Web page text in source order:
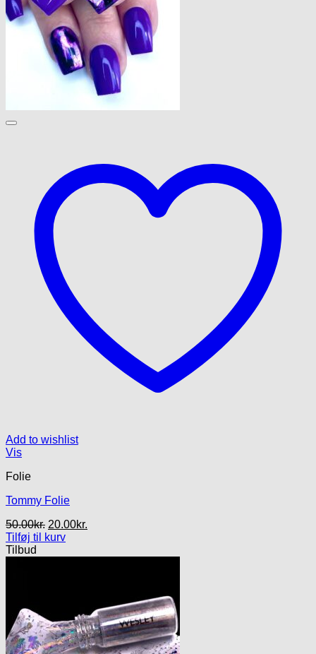
Add to wishlist
Vis
Folie
Tommy Folie
50.00kr. Den
oprindelige
20.00kr.
Tilføj til kurv
Tilbud